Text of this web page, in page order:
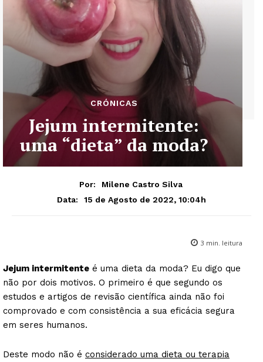
CRÓNICAS
Jejum intermitente:
uma “dieta” da moda?
Por:
Milene Castro Silva
Data:
15 de Agosto de 2022, 10:04h
3 min. leitura
Jejum intermitente é uma dieta da moda? Eu digo que
não por dois motivos. O primeiro é que segundo os
estudos e artigos de revisão científica ainda não foi
comprovado e com consistência a sua eficácia segura
em seres humanos.
Deste modo não é considerado uma dieta ou terapia